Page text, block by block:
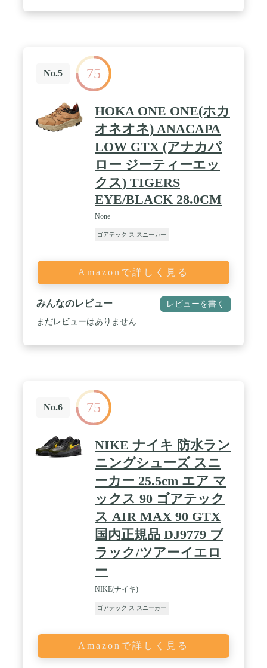
No.5 75
HOKA ONE ONE(ホカ
オネオネ) ANACAPA
LOW GTX (アナカパ
ロー ジーティーエッ
クス) TIGERS
EYE/BLACK 28.0CM
None
ゴアテック ス スニーカー
Amazonで詳しく見る
みんなのレビュー レビューを書く
まだレビューはありません
No.6 75
NIKE ナイキ 防水ラン
ニングシューズ スニ
ーカー 25.5cm エア マ
ックス 90 ゴアテック
ス AIR MAX 90 GTX
国内正規品 DJ9779 ブ
ラック/ツアーイエロ
ー
NIKE(ナイキ)
ゴアテック ス スニーカー
Amazonで詳しく見る